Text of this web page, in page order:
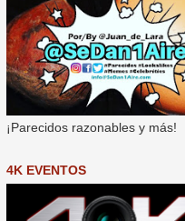
¡Parecidos razonables y más!
4K EVENTOS